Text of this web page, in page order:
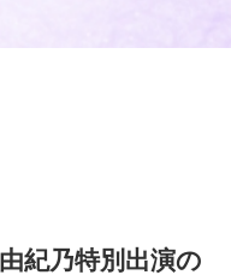
紀乃特別出演の